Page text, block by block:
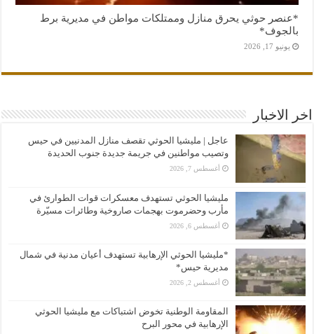
*عنصر حوثي يحرق منازل وممتلكات مواطن في مديرية برط
بالجوف*
يونيو 17, 2026
اخر الاخبار
عاجل | مليشيا الحوثي تقصف منازل المدنيين في حيس
وتصيب مواطنين في جريمة جديدة جنوب الحديدة
أغسطس 7, 2026
مليشيا الحوثي تستهدف معسكرات قوات الطوارئ في
مأرب وحضرموت بهجمات صاروخية وطائرات مسيّرة
أغسطس 6, 2026
*مليشيا الحوثي الإرهابية تستهدف أعيان مدنية في شمال
مديرية حيس*
أغسطس 2, 2026
المقاومة الوطنية تخوض اشتباكات مع مليشيا الحوثي
الإرهابية في محور البرح